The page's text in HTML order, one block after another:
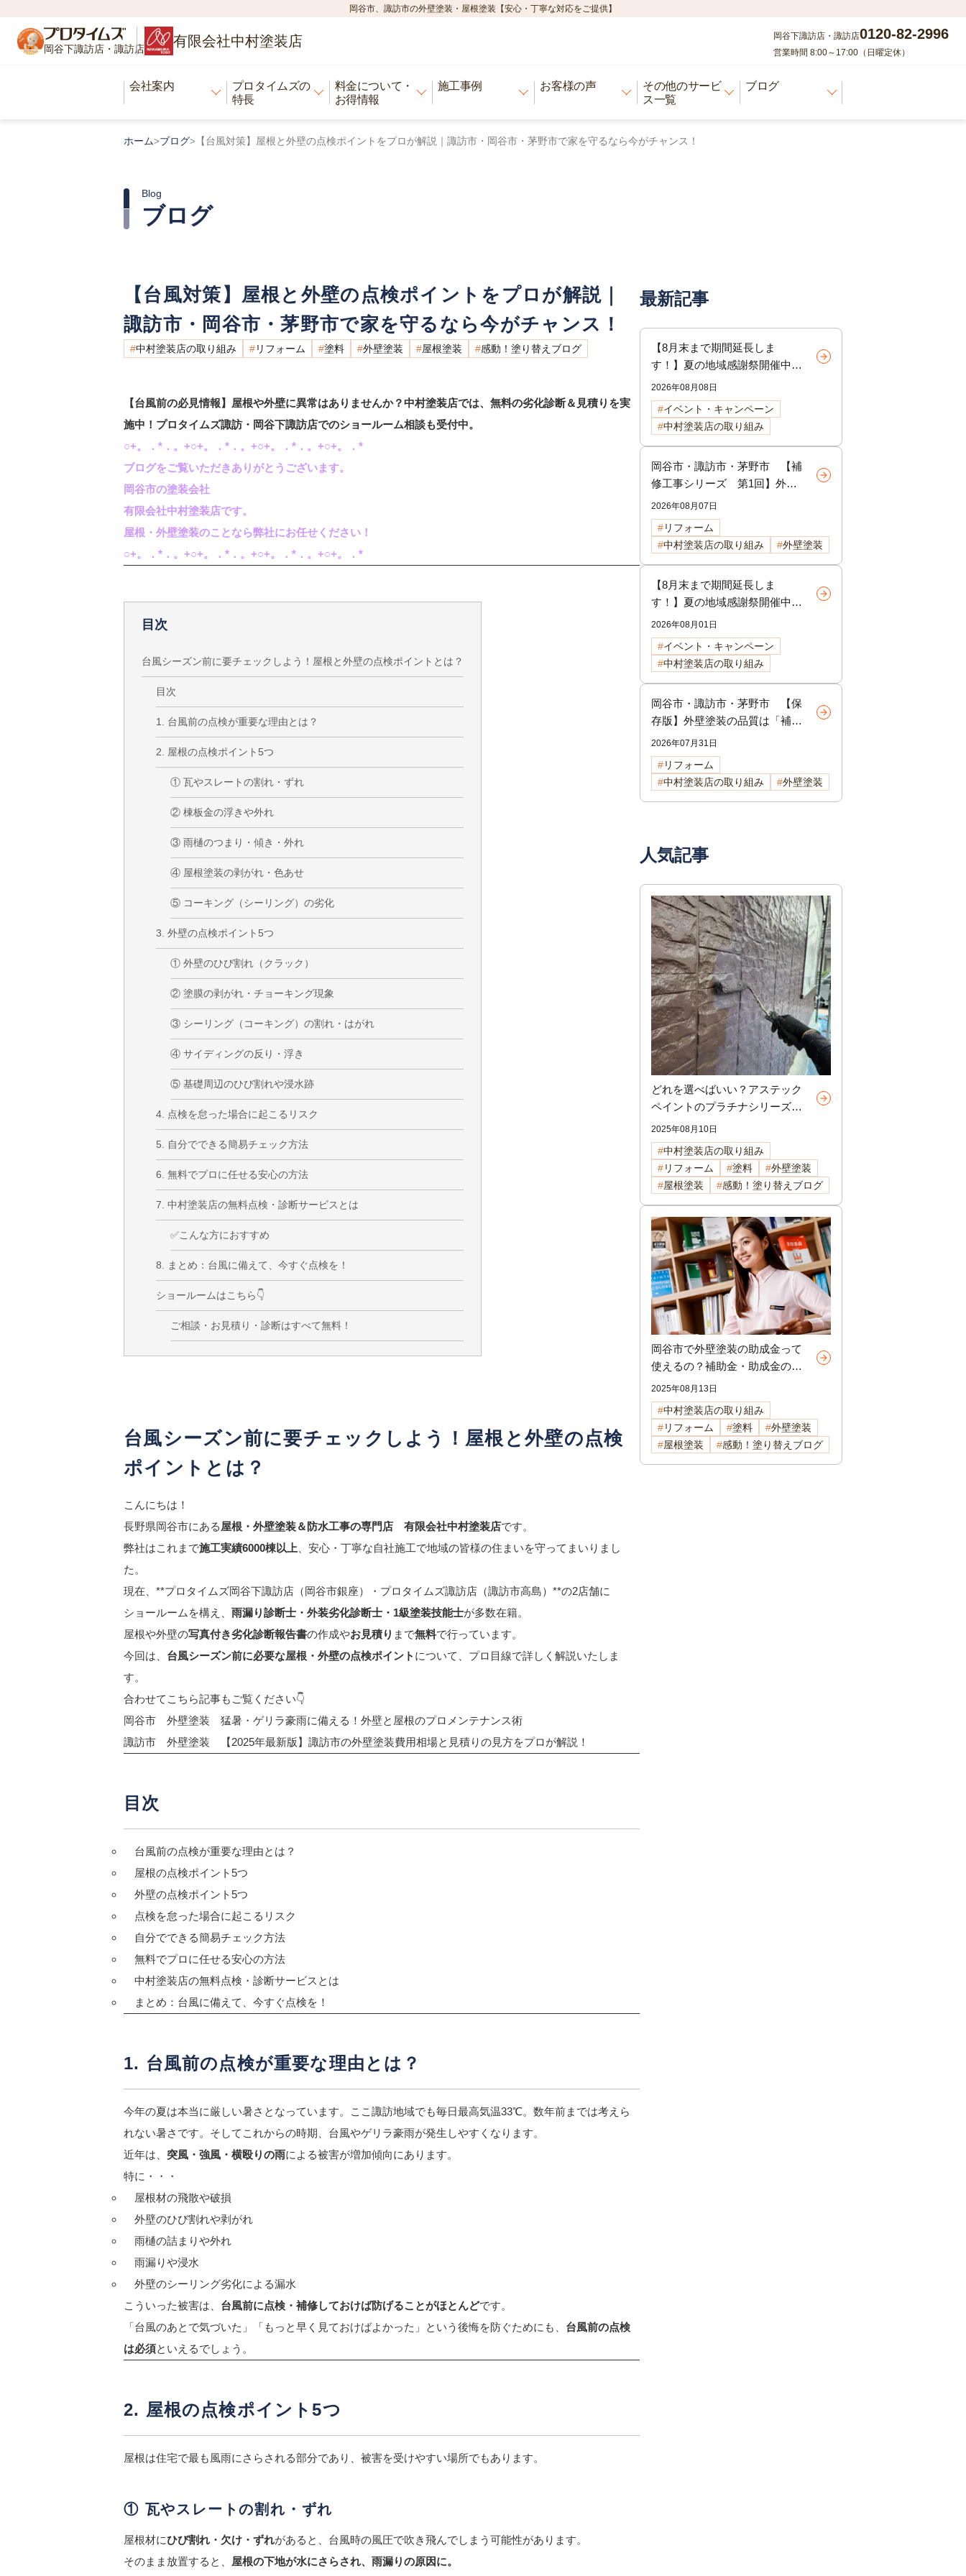
岡谷市、諏訪市の外壁塗装・屋根塗装【安心・丁寧な対応をご提供】
岡谷下諏訪店・諏訪店 有限会社中村塗装店 岡谷下諏訪店・諏訪店0120-82-2996
営業時間 8:00～17:00（日曜定休）
会社案内
プロタイムズの
特長
料金について・
お得情報
施工事例 お客様の声
その他のサービ
ス一覧
ブログ
ホーム>ブログ> 【台風対策】屋根と外壁の点検ポイントをプロが解説｜諏訪市・岡谷市・茅野市で家を守るなら今がチャンス！
ブログ
Blog
【台風対策】屋根と外壁の点検ポイントをプロが解説｜
諏訪市・岡谷市・茅野市で家を守るなら今がチャンス！
中村塗装店の取り組み リフォーム 塗料 外壁塗装 屋根塗装 感動！塗り替えブログ
【台風前の必見情報】屋根や外壁に異常はありませんか？中村塗装店では、無料の劣化診断＆見積りを実
施中！プロタイムズ諏訪・岡谷下諏訪店でのショールーム相談も受付中。
○+。．*．。+○+。．*．。+○+。．*．。+○+。．*
ブログをご覧いただきありがとうございます。
岡谷市の塗装会社
有限会社中村塗装店です。
屋根・外壁塗装のことなら弊社にお任せください！
○+。．*．。+○+。．*．。+○+。．*．。+○+。．*
目次
台風シーズン前に要チェックしよう！屋根と外壁の点検ポイントとは？
目次
1. 台風前の点検が重要な理由とは？
2. 屋根の点検ポイント5つ
① 瓦やスレートの割れ・ずれ
② 棟板金の浮きや外れ
③ 雨樋のつまり・傾き・外れ
④ 屋根塗装の剥がれ・色あせ
⑤ コーキング（シーリング）の劣化
3. 外壁の点検ポイント5つ
① 外壁のひび割れ（クラック）
② 塗膜の剥がれ・チョーキング現象
③ シーリング（コーキング）の割れ・はがれ
④ サイディングの反り・浮き
⑤ 基礎周辺のひび割れや浸水跡
4. 点検を怠った場合に起こるリスク
5. 自分でできる簡易チェック方法
6. 無料でプロに任せる安心の方法
7. 中村塗装店の無料点検・診断サービスとは
✅こんな方におすすめ
8. まとめ：台風に備えて、今すぐ点検を！
ショールームはこちら👇
ご相談・お見積り・診断はすべて無料！
台風シーズン前に要チェックしよう！屋根と外壁の点検
ポイントとは？
こんにちは！
長野県岡谷市にある屋根・外壁塗装＆防水工事の専門店 有限会社中村塗装店です。
弊社はこれまで施工実績6000棟以上 、安心・丁寧な自社施工で地域の皆様の住まいを守ってまいりまし
た。
現在、**プロタイムズ岡谷下諏訪店（岡谷市銀座）・プロタイムズ諏訪店（諏訪市高島）**の2店舗に
ショールームを構え、 雨漏り診断士・外装劣化診断士・1級塗装技能士が多数在籍。
屋根や外壁の写真付き劣化診断報告書の作成やお見積り まで無料で行っています。
今回は、 台風シーズン前に必要な屋根・外壁の点検ポイント について、プロ目線で詳しく解説いたしま
す。
合わせてこちら記事もご覧ください👇
岡谷市 外壁塗装 猛暑・ゲリラ豪雨に備える！外壁と屋根のプロメンテナンス術
諏訪市 外壁塗装 【2025年最新版】諏訪市の外壁塗装費用相場と見積りの見方をプロが解説！
目次
台風前の点検が重要な理由とは？
屋根の点検ポイント5つ
外壁の点検ポイント5つ
点検を怠った場合に起こるリスク
自分でできる簡易チェック方法
無料でプロに任せる安心の方法
中村塗装店の無料点検・診断サービスとは
まとめ：台風に備えて、今すぐ点検を！
1. 台風前の点検が重要な理由とは？
今年の夏は本当に厳しい暑さとなっています。ここ諏訪地域でも毎日最高気温33℃。数年前までは考えら
れない暑さです。そしてこれからの時期、台風やゲリラ豪雨が発生しやすくなります。
近年は、 突風・強風・横殴りの雨による被害が増加傾向にあります。
特に・・・
屋根材の飛散や破損
外壁のひび割れや剥がれ
雨樋の詰まりや外れ
雨漏りや浸水
外壁のシーリング劣化による漏水
こういった被害は、 台風前に点検・補修しておけば防げることがほとんどです。
「台風のあとで気づいた」「もっと早く見ておけばよかった」という後悔を防ぐためにも、 台風前の点検
は必須といえるでしょう。
2. 屋根の点検ポイント5つ
屋根は住宅で最も風雨にさらされる部分であり、被害を受けやすい場所でもあります。
① 瓦やスレートの割れ・ずれ
屋根材にひび割れ・欠け・ずれがあると、台風時の風圧で吹き飛んでしまう可能性があります。
そのまま放置すると、 屋根の下地が水にさらされ、雨漏りの原因に。
最新記事
【8月末まで期間延長しま
す！】夏の地域感謝祭開催中！
外壁・屋根リフォームをご検討
中の方へ
2026年08月08日
イベント・キャンペーン
中村塗装店の取り組み
岡谷市・諏訪市・茅野市 【補
修工事シリーズ 第1回】外壁
のひび割れは危険？クラック補
修の重要性と放置するリスクを
徹底解説
2026年08月07日
リフォーム
中村塗装店の取り組み
外壁塗装
【8月末まで期間延長しま
す！】夏の地域感謝祭開催中！
外壁・屋根リフォームをご検討
中の方へ
2026年08月01日
イベント・キャンペーン
中村塗装店の取り組み
岡谷市・諏訪市・茅野市 【保
存版】外壁塗装の品質は「補
修」で決まる！塗装前に行う下
地補修の重要性を徹底解説
2026年07月31日
リフォーム
中村塗装店の取り組み
外壁塗装
人気記事
どれを選べばいい？アステック
ペイントのプラチナシリーズ比
較解説【諏訪市・岡谷市・茅野
市の外壁塗装】
2025年08月10日
中村塗装店の取り組み
リフォーム
塗料
外壁塗装
屋根塗装
感動！塗り替えブログ
岡谷市で外壁塗装の助成金って
使えるの？補助金・助成金のあ
れこれ【2025年度版】
2025年08月13日
中村塗装店の取り組み
リフォーム
塗料
外壁塗装
屋根塗装
感動！塗り替えブログ